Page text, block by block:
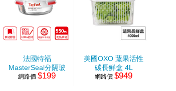
法國特福
MasterSeal分隔玻
璃保鮮盒0.55L
網路價$199
美國OXO 蔬果活性
碳長鮮盒 4L
網路價$949